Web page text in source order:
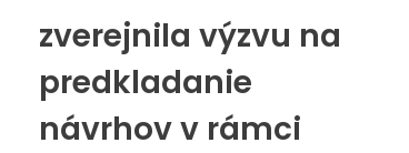
zverejnila výzvu na
predkladanie
návrhov v rámci